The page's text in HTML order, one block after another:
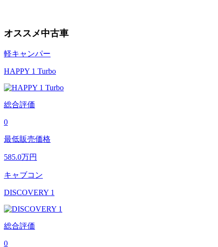
オススメ中古車
軽キャンパー
HAPPY 1 Turbo
総合評価
0
最低販売価格
585.0万円
キャブコン
DISCOVERY 1
総合評価
0